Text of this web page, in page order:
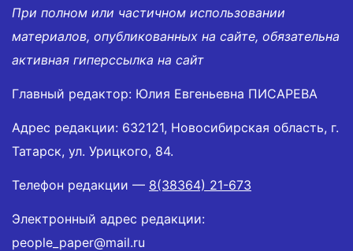
При полном или частичном использовании
материалов, опубликованных на сайте, обязательна
активная гиперссылка на сайт
Главный редактор: Юлия Евгеньевна ПИСАРЕВА
Адрес редакции: 632121, Новосибирская область, г.
Татарск, ул. Урицкого, 84.
Телефон редакции — 8(38364) 21-673
Электронный адрес редакции:
people_paper@mail.ru